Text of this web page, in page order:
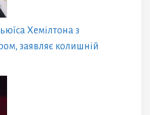
Хемілтона з
заявляє колишній